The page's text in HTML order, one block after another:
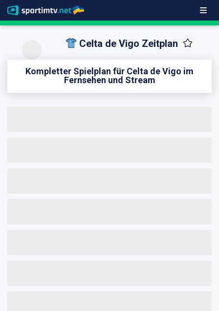
Celta de Vigo Zeitplan
Kompletter Spielplan für Celta de Vigo im
Fernsehen und Stream